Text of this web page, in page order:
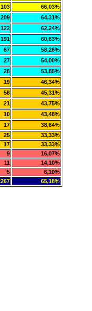
103
66,03%
209
64,31%
122
62,24%
191
60,63%
67
58,26%
27
54,00%
28
53,85%
19
46,34%
58
45,31%
21
43,75%
10
43,48%
17
38,64%
25
33,33%
17
33,33%
9
16,07%
11
14,10%
5
6,10%
65,18%